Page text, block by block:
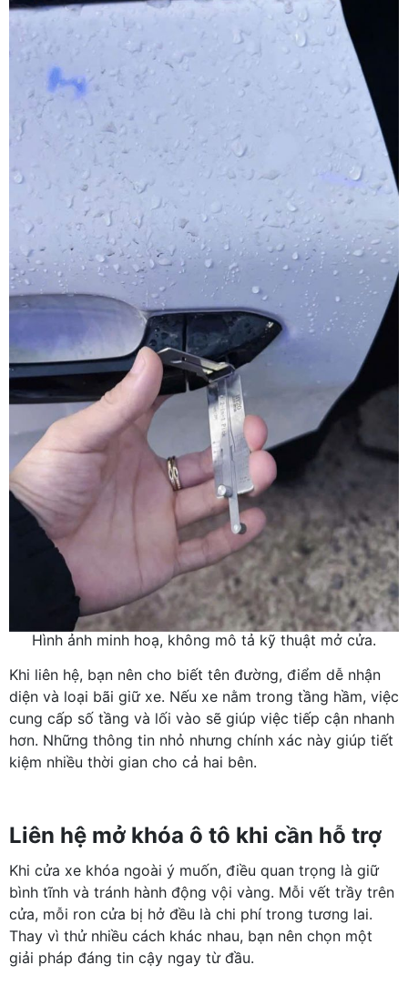
Hình ảnh minh hoạ, không mô tả kỹ thuật mở cửa.
Khi liên hệ, bạn nên cho biết tên đường, điểm dễ nhận
diện và loại bãi giữ xe. Nếu xe nằm trong tầng hầm, việc
cung cấp số tầng và lối vào sẽ giúp việc tiếp cận nhanh
hơn. Những thông tin nhỏ nhưng chính xác này giúp tiết
kiệm nhiều thời gian cho cả hai bên.
Liên hệ mở khóa ô tô khi cần hỗ trợ
Khi cửa xe khóa ngoài ý muốn, điều quan trọng là giữ
bình tĩnh và tránh hành động vội vàng. Mỗi vết trầy trên
cửa, mỗi ron cửa bị hở đều là chi phí trong tương lai.
Thay vì thử nhiều cách khác nhau, bạn nên chọn một
giải pháp đáng tin cậy ngay từ đầu.